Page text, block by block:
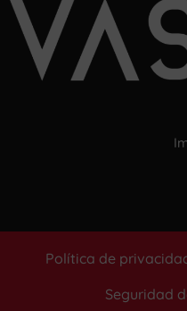
Política de
Seguridad